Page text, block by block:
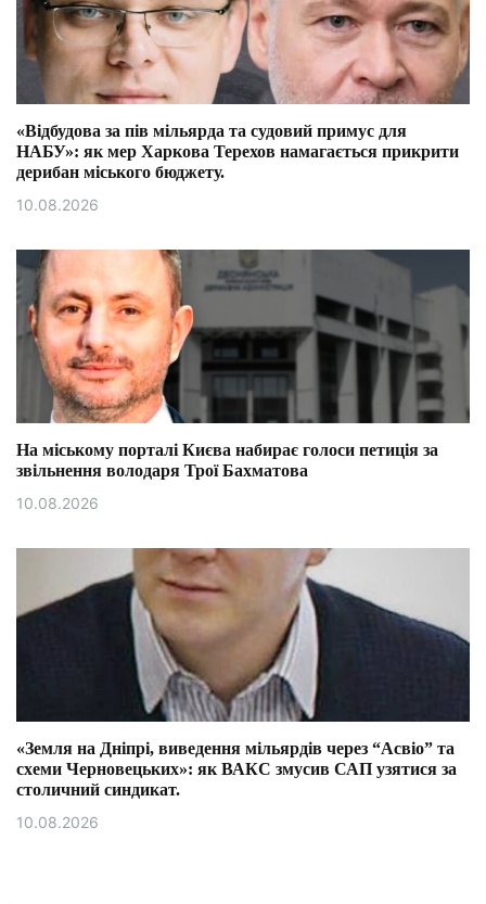
«Відбудова за пів мільярда та судовий примус для
НАБУ»: як мер Харкова Терехов намагається прикрити
дерибан міського бюджету.
10.08.2026
На міському порталі Києва набирає голоси петиція за
звільнення володаря Трої Бахматова
10.08.2026
«Земля на Дніпрі, виведення мільярдів через “Асвіо” та
схеми Черновецьких»: як ВАКС змусив САП узятися за
столичний синдикат.
10.08.2026